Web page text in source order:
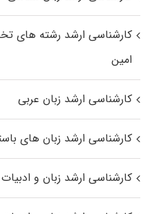
کارشناسی ارشد رﺷﺘﻪ ﻫﺎی
اﻣﻴﻦ
کارشناسی ارشد زبان عربی
کارشناسی ارشد زبان‌ های
کارشناسی ارشد زبان و ادبیات